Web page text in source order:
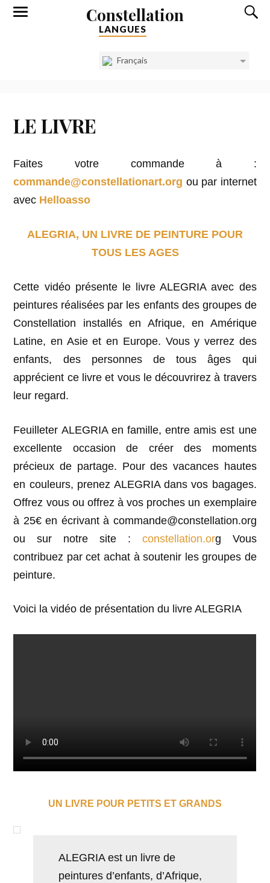
Constellation
LANGUES
Français
LE LIVRE
Faites votre commande à :
commande@constellationart.org ou par internet
avec Helloasso
ALEGRIA, UN LIVRE DE PEINTURE POUR
TOUS LES AGES
Cette vidéo présente le livre ALEGRIA avec des
peintures réalisées par les enfants des groupes de
Constellation installés en Afrique, en Amérique
Latine, en Asie et en Europe. Vous y verrez des
enfants, des personnes de tous âges qui
apprécient ce livre et vous le découvrirez à travers
leur regard.
Feuilleter ALEGRIA en famille, entre amis est une
excellente occasion de créer des moments
précieux de partage. Pour des vacances hautes
en couleurs, prenez ALEGRIA dans vos bagages.
Offrez vous ou offrez à vos proches un exemplaire
à 25€ en écrivant à commande@constellation.org
ou sur notre site : constellation.org Vous
contribuez par cet achat à soutenir les groupes de
peinture.
Voici la vidéo de présentation du livre ALEGRIA
UN LIVRE POUR PETITS ET GRANDS
ALEGRIA est un livre de
peintures d’enfants, d’Afrique,